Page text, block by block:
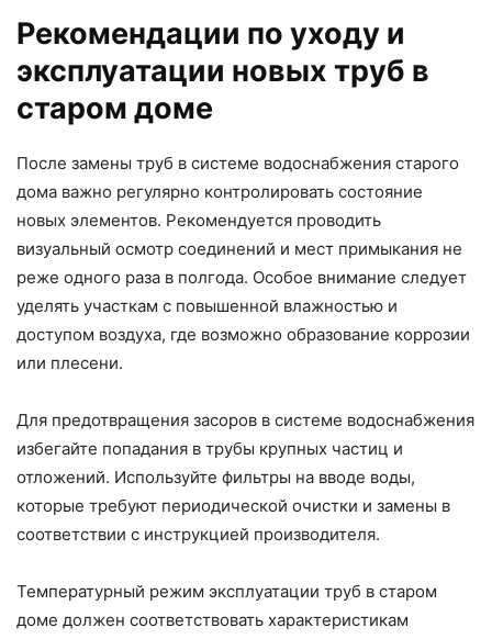
Рекомендации по уходу и
эксплуатации новых труб в
старом доме
После замены труб в системе водоснабжения старого
дома важно регулярно контролировать состояние
новых элементов. Рекомендуется проводить
визуальный осмотр соединений и мест примыкания не
реже одного раза в полгода. Особое внимание следует
уделять участкам с повышенной влажностью и
доступом воздуха, где возможно образование коррозии
или плесени.
Для предотвращения засоров в системе водоснабжения
избегайте попадания в трубы крупных частиц и
отложений. Используйте фильтры на вводе воды,
которые требуют периодической очистки и замены в
соответствии с инструкцией производителя.
Температурный режим эксплуатации труб в старом
доме должен соответствовать характеристикам